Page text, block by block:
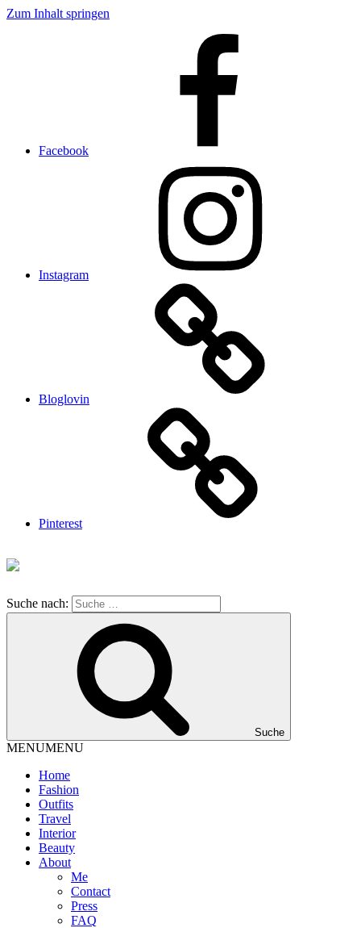
Zum Inhalt springen
Facebook
Instagram
Bloglovin
Pinterest
Suche nach:
Suche
MENUMENU
Home
Fashion
Outfits
Travel
Interior
Beauty
About
Me
Contact
Press
FAQ